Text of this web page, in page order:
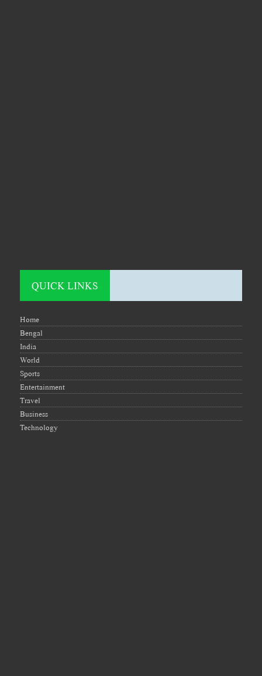
QUICK LINKS
Home
Bengal
India
World
Sports
Entertainment
Travel
Business
Technology